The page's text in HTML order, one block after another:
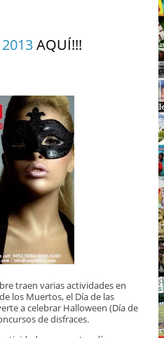
AQUÍ!!!
traen varias actividades en
los Muertos, el Día de las
a celebrar Halloween (Día de
de disfraces.